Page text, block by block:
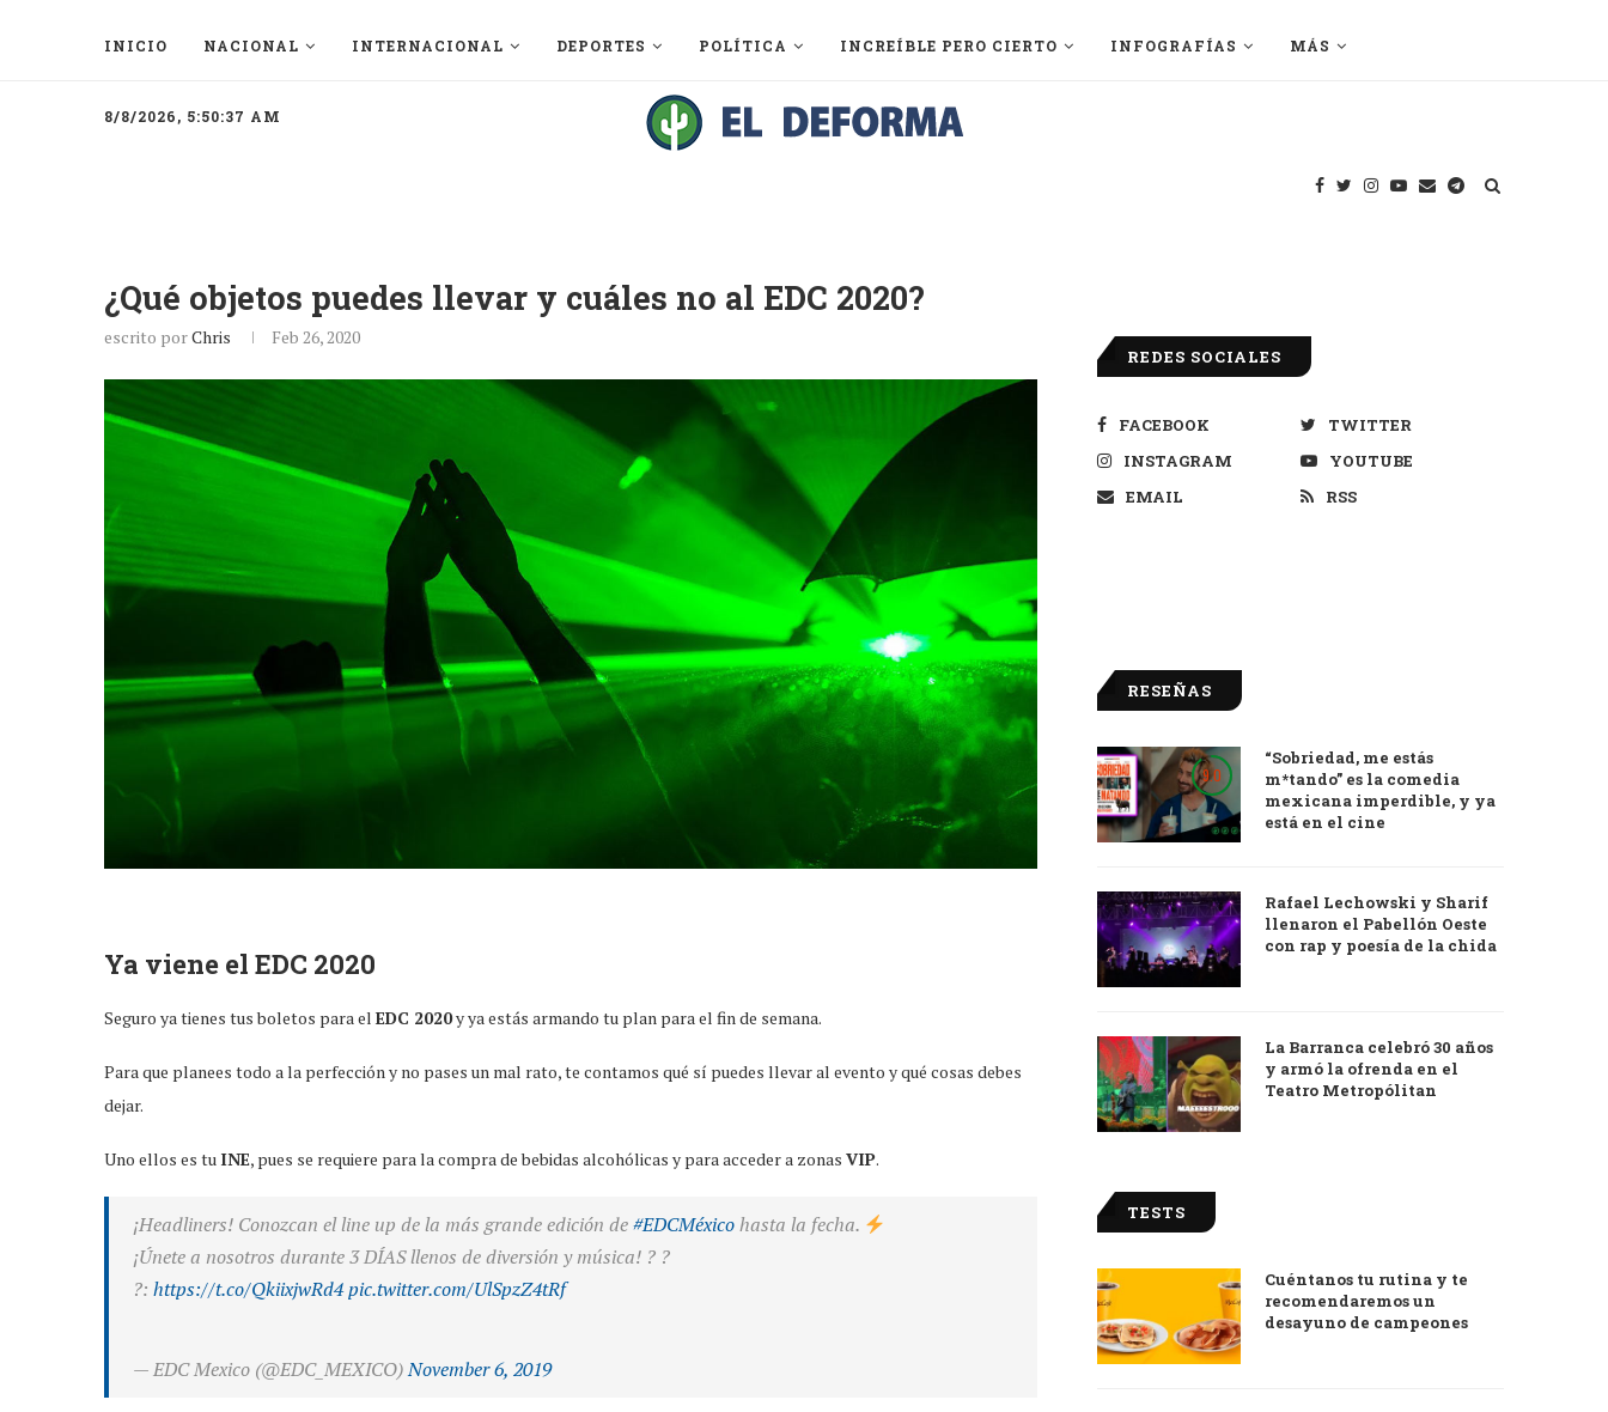
INICIO NACIONAL INTERNACIONAL DEPORTES POLÍTICA INCREÍBLE PERO CIERTO INFOGRAFÍAS MÁS
8/8/2026, 5:50:37 AM
¿Qué objetos puedes llevar y cuáles no al EDC 2020?
escrito porChris Feb 26, 2020
Ya viene el EDC 2020
Seguro ya tienes tus boletos para el EDC 2020y ya estás armando tu plan para el fin de semana.
Para que planees todo a la perfección y no pases un mal rato, te contamos qué sí puedes llevar al evento y qué cosas debes
dejar.
Uno ellos es tu INE, pues se requiere para la compra de bebidas alcohólicas y para acceder a zonas VIP.
¡Headliners! Conozcan el line up de la más grande edición de#EDCMéxicohasta la fecha.
¡Únete a nosotros durante 3 DÍAS llenos de diversión y música! ? ?
?️: https://t.co/QkiixjwRd4pic.twitter.com/UlSpzZ4tRf
— EDC Mexico (@EDC_MEXICO)November 6, 2019
REDES SOCIALES
FACEBOOK
TWITTER
INSTAGRAM
YOUTUBE
EMAIL
RSS
RESEÑAS
9.0
“Sobriedad, me estás
m*tando” es la comedia
mexicana imperdible, y ya
está en el cine
Rafael Lechowski y Sharif
llenaron el Pabellón Oeste
con rap y poesía de la chida
La Barranca celebró 30 años
y armó la ofrenda en el
Teatro Metropólitan
TESTS
Cuéntanos tu rutina y te
recomendaremos un
desayuno de campeones